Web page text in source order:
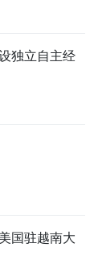
独立自主经
国驻越南大